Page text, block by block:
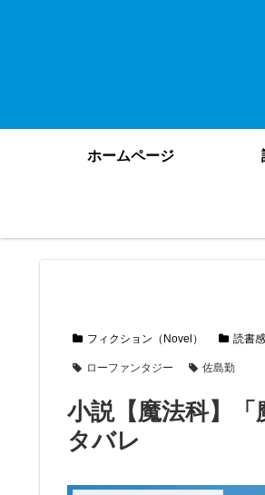
ホームページ
フィクション（Novel） 読書
ローファンタジー 佐島勤
小説【魔法科】「
タバレ